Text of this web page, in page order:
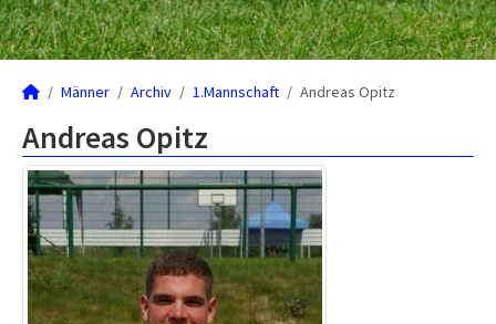
Männer Archiv 1.Mannschaft Andreas Opitz
Andreas Opitz